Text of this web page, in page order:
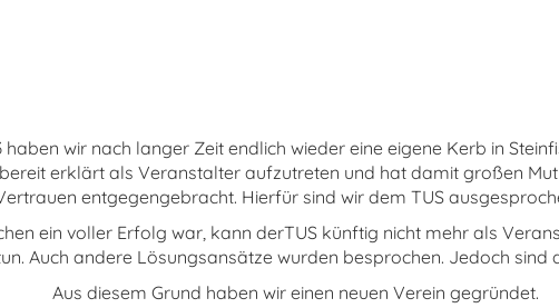
haben wir nach langer Zeit endlich wieder eine eigene Kerb in
erklärt als Veranstalter aufzutreten und hat damit großen
entgegengebracht. Hierfür sind wir dem TUS
ein voller Erfolg war, kann derTUS künftig nicht mehr als
Auch andere Lösungsansätze wurden besprochen. Jedoch sind
Aus diesem Grund haben wir einen neuen Verein gegründet.